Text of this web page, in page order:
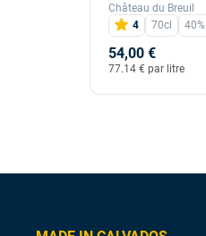
Château du Breuil
4
70cl 40%
54,00 €
77.14 € par litre